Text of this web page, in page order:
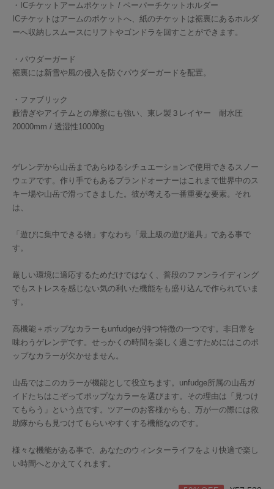
・ICチケットアームポケット / ペーパーチケットホルダー
ICチケットはアームのポケットへ、紙のチケットは裾裏にあるホルダ
ーへ収納しスムースにリフトやゴンドラを回すことができます。
・パウダーガード
裾裏には新雪や風の侵入を防ぐパウダーガードを配置。
・ファブリック
藪漕ぎやアイテムとの摩擦にも強い、東レ製３レイヤー 耐水圧
20000mm / 透湿性10000g
ゲレンデから山岳まであらゆるシチュエーションで使用できるスノー
ウェアです。作り手でもあるブランドオーナーはこれまで世界中のス
キー場や山岳で滑ってきました。彼が考える一番重要な要素。それ
は、
「遊びに集中できる物」すなわち「最上級の遊び道具」である事で
す。
厳しい環境に適応するためだけではなく、普段のファンライディング
でもストレスを感じない気の利いた機能をも盛り込んで作られていま
す。
高機能＋ポップなカラーもunfudgeが持つ特徴の一つです。非日常を
味わうゲレンデです。せっかくの時間を楽しく過ごすためにはこのポ
ップなカラーが欠かせません。
山岳ではこのカラーが機能として役立ちます。unfudge所属の山岳ガ
イドたちはこぞってポップなカラーを選びます。その理由は「見つけ
てもらう」という点です。ツアーのお客様からも、万が一の際には救
助隊からも見つけてもらいやすくする機能なのです。
様々な機能がある事で、あなたのウィンターライフをより快適で楽し
い時間へとかえてくれます。